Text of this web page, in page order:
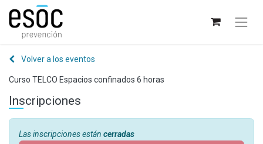
Volver a los eventos
Curso TELCO Espacios confinados 6 horas
Inscripciones
Las inscripciones están cerradas